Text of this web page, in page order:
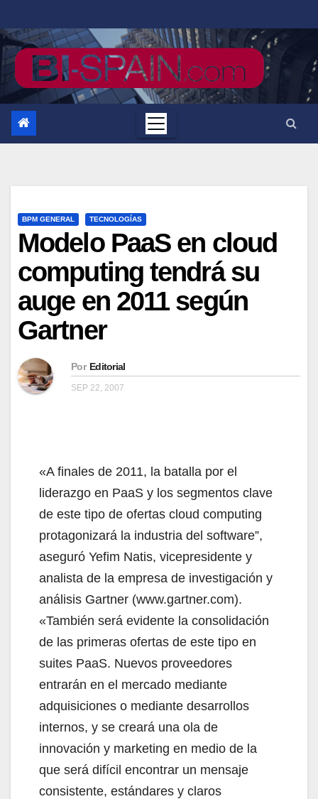
al
contenido
BPM GENERAL TECNOLOGÍAS
Modelo PaaS en cloud
computing tendrá su
auge en 2011 según
Gartner
Por Editorial
SEP 22, 2007
«A finales de 2011, la batalla por el
liderazgo en PaaS y los segmentos clave
de este tipo de ofertas cloud computing
protagonizará la industria del software”,
aseguró Yefim Natis, vicepresidente y
analista de la empresa de investigación y
análisis Gartner (www.gartner.com).
«También será evidente la consolidación
de las primeras ofertas de este tipo en
suites PaaS. Nuevos proveedores
entrarán en el mercado mediante
adquisiciones o mediante desarrollos
internos, y se creará una ola de
innovación y marketing en medio de la
que será difícil encontrar un mensaje
consistente, estándares y claros